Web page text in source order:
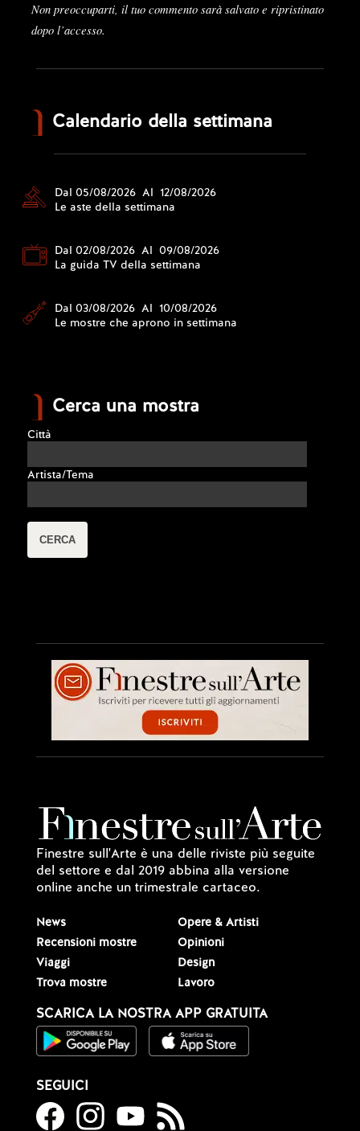
Non preoccuparti, il tuo commento sarà salvato e ripristinato
dopo l’accesso.
Calendario della settimana
Dal 05/08/2026 Al 12/08/2026
Le aste della settimana
Dal 02/08/2026 Al 09/08/2026
La guida TV della settimana
Dal 03/08/2026 Al 10/08/2026
Le mostre che aprono in settimana
Cerca una mostra
Città
Artista/Tema
Finestre sull'Arte è una delle riviste più seguite
del settore e dal 2019 abbina alla versione
online anche un trimestrale cartaceo.
News
Recensioni mostre
Viaggi
Trova mostre
Opere & Artisti
Opinioni
Design
Lavoro
SCARICA LA NOSTRA APP GRATUITA
SEGUICI